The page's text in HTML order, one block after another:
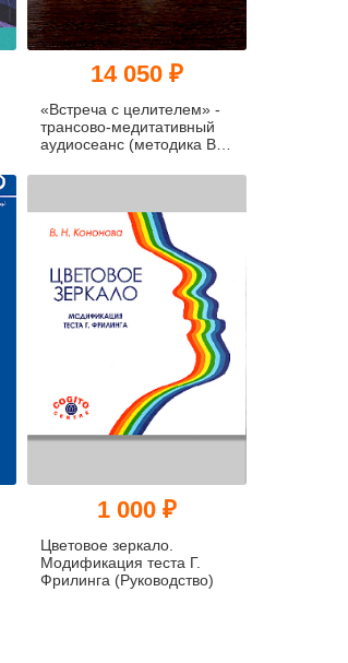
14 050 ₽
«Встреча с целителем» -
трансово-медитативный
аудиосеанс (методика В.
1 000 ₽
Цветовое зеркало.
Модификация теста Г.
Фрилинга (Руководство)